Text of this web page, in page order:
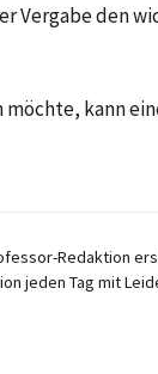
Vergabe den
kann
Redaktion
jeden Tag mit